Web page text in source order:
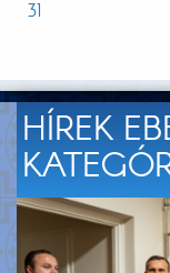
31
HÍREK